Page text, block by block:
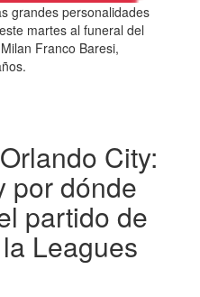
grandes personalidades
martes al funeral del
Franco Baresi,
City:
por dónde
partido de
Leagues